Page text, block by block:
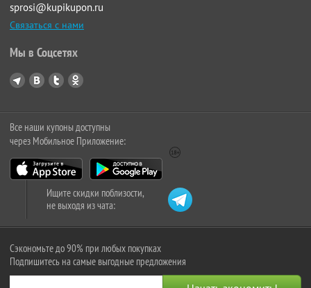
sprosi@kupikupon.ru
Связаться с нами
Мы в Соцсетях
Все наши купоны доступны
через Мобильное Приложение:
Ищите скидки поблизости,
не выходя из чата:
Сэкономьте до 90% при любых покупках
Подпишитесь на самые выгодные предложения